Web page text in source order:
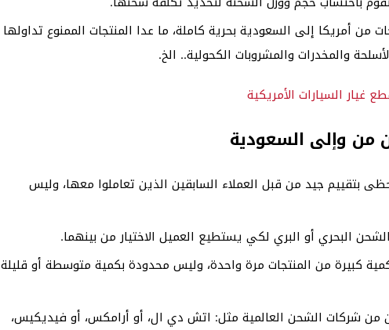
من أمريكا إلى السعودية بحرية كاملة، ما عدا المنتجات الممنوع تداولها
والمخدرات والمشروبات الكحولية.. الخ.
السيارات الأمريكية
وإلى السعودية
بتقييم جيد من قبل العملاء السابقين الذين تعاملوا معها، وليس
البحري أو البري لكي يستطيع العميل الاختيار من بينهما.
كبيرة من المنتجات مرة واحدة، وليس محدودة بكمية متوسطة أو قليلة
شركات الشحن العالمية مثل: اتش دي ال، أو أرامكس، أو فيديكيس،